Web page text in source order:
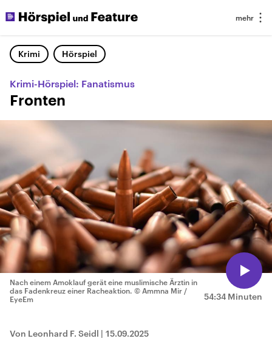
Krimi Hörspiel
Krimi-Hörspiel: Fanatismus
Fronten
54:34 Minuten
Nach einem Amoklauf gerät eine muslimische Ärztin in
das Fadenkreuz einer Racheaktion. © Ammna Mir /
EyeEm
Von Leonhard F. Seidl | 15.09.2025